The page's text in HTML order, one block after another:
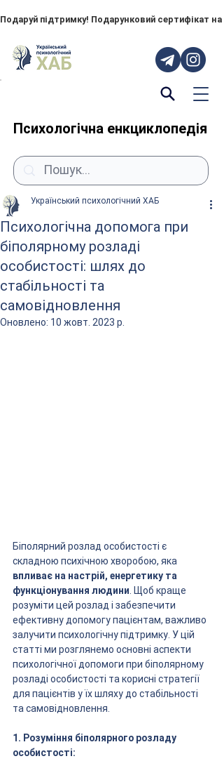
Подаруй підтримку! Подарунковий сертифікат
Психологічна енкциклопедія
Психологічна допомога при
біполярному розладі
особистості: шлях до
стабільності та
самовідновлення
Український психологічний ХАБ
Оновлено: 10 жовт. 2023 р.
Біполярний розлад особистості є
складною психічною хворобою, яка
впливає на настрій, енергетику та
функціонування людини . Щоб краще
розуміти цей розлад і забезпечити
ефективну допомогу пацієнтам, важливо
залучити психологічну підтримку. У цій
статті ми розглянемо основні аспекти
психологічної допомоги при біполярному
розладі особистості та корисні стратегії
для пацієнтів у їх шляху до стабільності
та самовідновлення.
1. Розуміння біполярного розладу
особистості: